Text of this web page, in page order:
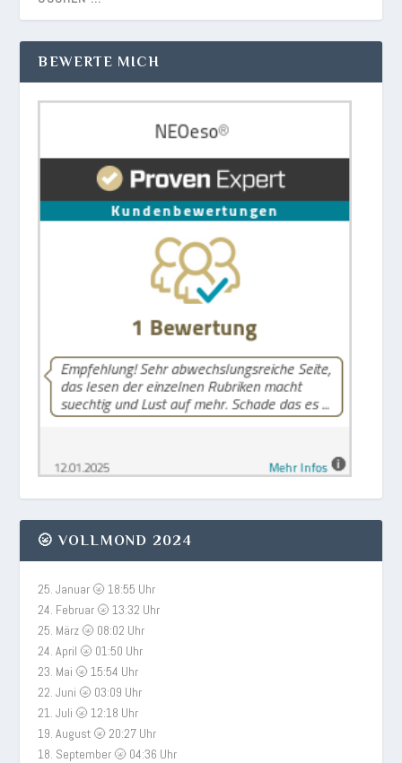
BEWERTE MICH
🌝 VOLLMOND 2024
25. Januar 🌝 18:55 Uhr
24. Februar 🌝 13:32 Uhr
25. März 🌝 08:02 Uhr
24. April 🌝 01:50 Uhr
23. Mai 🌝 15:54 Uhr
22. Juni 🌝 03:09 Uhr
21. Juli 🌝 12:18 Uhr
19. August 🌝 20:27 Uhr
18. September 🌝 04:36 Uhr